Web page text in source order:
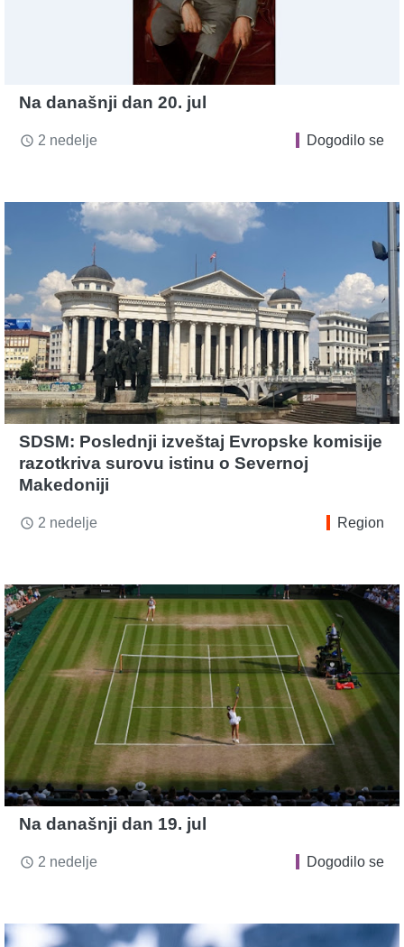
Na današnji dan 20. jul
access_time 2 nedelje Dogodilo se
SDSM: Poslednji izveštaj Evropske komisije
razotkriva surovu istinu o Severnoj
Makedoniji
access_time 2 nedelje Region
Na današnji dan 19. jul
access_time 2 nedelje Dogodilo se